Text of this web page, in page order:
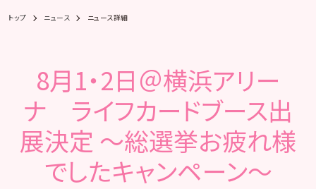
トップ ニュース ニュース詳細
8月1・2日＠横浜アリー
ナ ライフカードブース出
展決定 ～総選挙お疲れ様
でしたキャンペーン～